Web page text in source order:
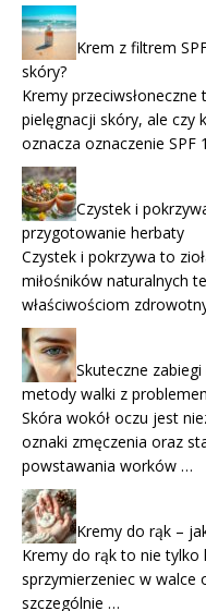
Krem z filtrem
skóry?
Kremy
pielęgnacji skóry, ale czy
oznacza oznaczenie SPF
Czystek i
przygotowanie herbaty
Czystek i pokrzywa to
miłośników naturalnych
właściwościom
Skuteczne
metody walki z
Skóra wokół oczu jest
oznaki zmęczenia oraz
powstawania worków …
Kremy do rąk –
Kremy do rąk to nie
sprzymierzeniec w walce
szczególnie …